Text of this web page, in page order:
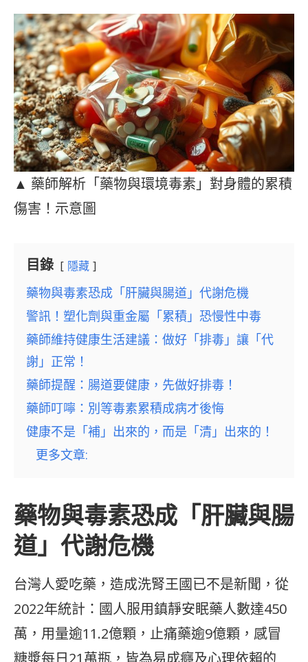
▲ 藥師解析「藥物與環境毒素」對身體的累積
傷害！示意圖
目錄 隱藏
藥物與毒素恐成「肝臟與腸道」代謝危機
警訊！塑化劑與重金屬「累積」恐慢性中毒
藥師維持健康生活建議：做好「排毒」讓「代
謝」正常！
藥師提醒：腸道要健康，先做好排毒！
藥師叮嚀：別等毒素累積成病才後悔
健康不是「補」出來的，而是「清」出來的！
更多文章:
藥物與毒素恐成「肝臟與腸
道」代謝危機
台灣人愛吃藥，造成洗腎王國已不是新聞，從
2022年統計：國人服用鎮靜安眠藥人數達450
萬，用量逾11.2億顆，止痛藥逾9億顆，感冒